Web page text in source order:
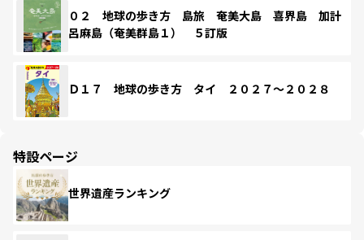
０２ 地球の歩き方 島旅 奄美大島 喜界島 加計
呂麻島（奄美群島１） ５訂版
Ｄ１７ 地球の歩き方 タイ ２０２７～２０２８
特設ページ
世界遺産ランキング